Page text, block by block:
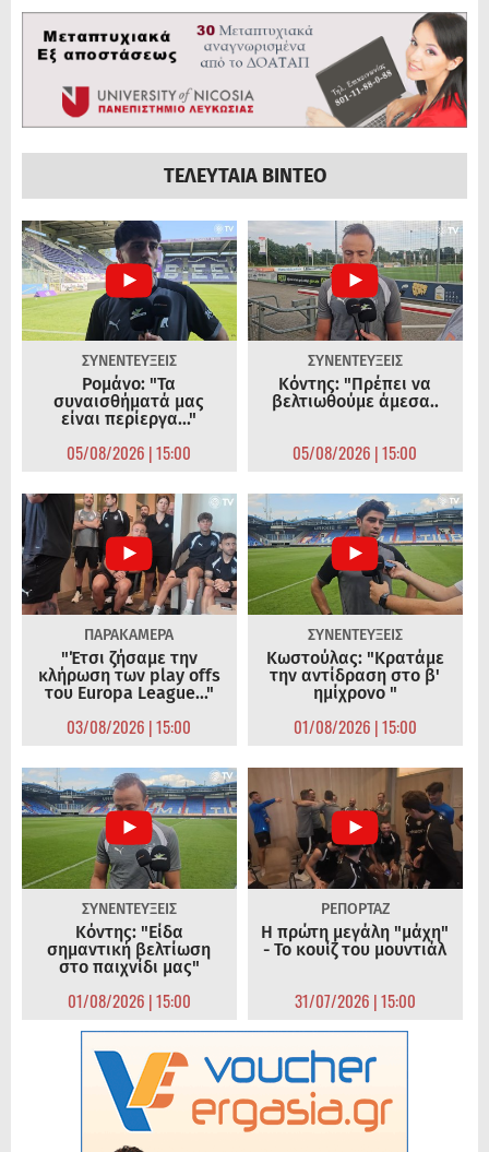
ΤΕΛΕΥΤΑΙΑ ΒΙΝΤΕΟ
ΣΥΝΕΝΤΕΥΞΕΙΣ
Ρομάνο: "Τα
συναισθήματά μας
είναι περίεργα..."
05/08/2026 | 15:00
ΣΥΝΕΝΤΕΥΞΕΙΣ
Κόντης: "Πρέπει να
βελτιωθούμε άμεσα..
05/08/2026 | 15:00
ΠΑΡΑΚΑΜΕΡΑ
"Έτσι ζήσαμε την
κλήρωση των play offs
του Europa League..."
03/08/2026 | 15:00
ΣΥΝΕΝΤΕΥΞΕΙΣ
Κωστούλας: "Κρατάμε
την αντίδραση στο β'
ημίχρονο "
01/08/2026 | 15:00
ΣΥΝΕΝΤΕΥΞΕΙΣ
Κόντης: "Είδα
σημαντική βελτίωση
στο παιχνίδι μας"
01/08/2026 | 15:00
ΡΕΠΟΡΤΑΖ
Η πρώτη μεγάλη "μάχη"
- Το κουίζ του μουντιάλ
31/07/2026 | 15:00